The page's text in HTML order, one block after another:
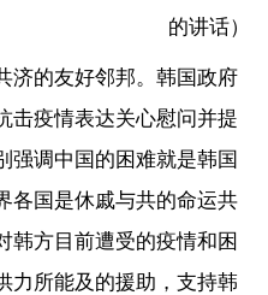
的讲话）
济的友好邻邦。韩国政府
击疫情表达关心慰问并提
强调中国的困难就是韩国
各国是休戚与共的命运共
韩方目前遭受的疫情和困
力所能及的援助，支持韩